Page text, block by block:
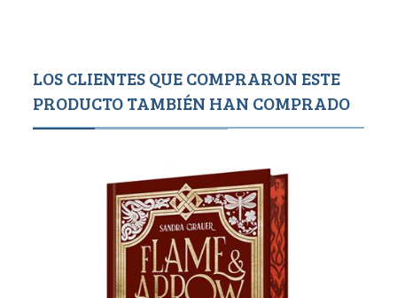
LOS CLIENTES QUE COMPRARON ESTE
PRODUCTO TAMBIÉN HAN COMPRADO